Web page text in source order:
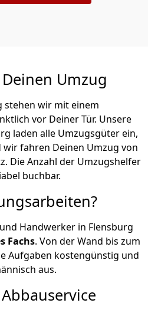
Umzug
stehen wir mit einem
vor Deiner Tür. Unsere
laden alle Umzugsgüter ein,
wir fahren Deinen Umzug von
Die Anzahl der Umzugshelfer
buchbar.
und Handwerker in Flensburg
Fachs. Von der Wand bis zum
Aufgaben kostengünstig und
aus.